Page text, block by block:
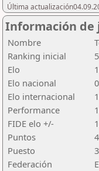
Última
Información de
Nombre
Ranking inicial
5
Elo
Elo nacional
0
Elo internacional
Performance
FIDE elo +/-
Puntos
Puesto
3
Federación